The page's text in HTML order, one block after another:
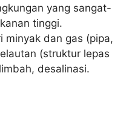
yang sangat-
tinggi.
minyak dan gas (pipa,
(struktur lepas
desalinasi.